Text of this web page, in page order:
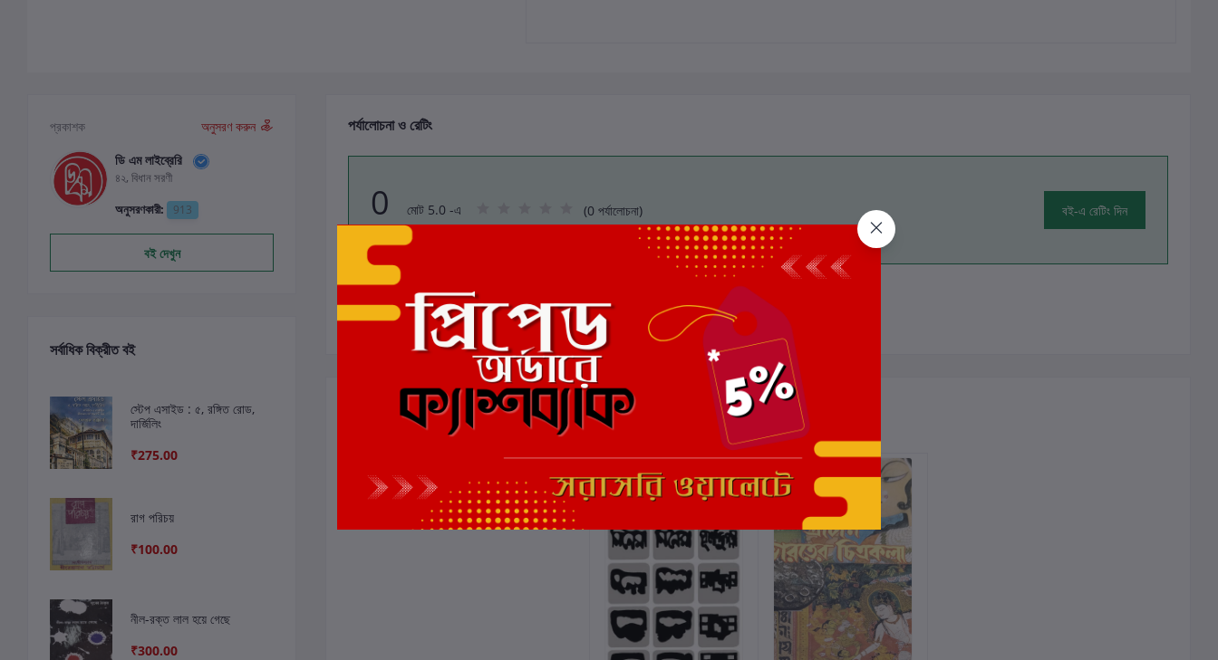
প্রকাশক
অনুসরণ করুন
ডি এম লাইব্রেরি
৪২, বিধান সরণী
অনুসরণকারী:
913
বই দেখুন
সর্বাধিক বিক্রীত বই
স্টেপ এসাইড : ৫, রঙ্গিত রোড,
দার্জিলিং
₹275.00
রাগ পরিচয়
₹100.00
নীল-রক্ত লাল হয়ে গেছে
₹300.00
পর্যালোচনা ও রেটিং
0 মোট 5.0 -এ (0 পর্যালোচনা) বই-এ রেটিং দিন
এই বইয়ের জন্য এখনও কোন পর্যালোচনা নেই